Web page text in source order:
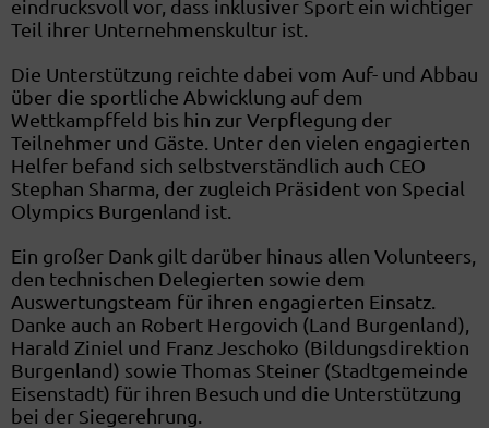
eindrucksvoll vor, dass inklusiver Sport ein wichtiger
Teil ihrer Unternehmenskultur ist.
Die Unterstützung reichte dabei vom Auf- und Abbau
über die sportliche Abwicklung auf dem
Wettkampffeld bis hin zur Verpflegung der
Teilnehmer und Gäste. Unter den vielen engagierten
Helfer befand sich selbstverständlich auch CEO
Stephan Sharma, der zugleich Präsident von Special
Olympics Burgenland ist.
Ein großer Dank gilt darüber hinaus allen Volunteers,
den technischen Delegierten sowie dem
Auswertungsteam für ihren engagierten Einsatz.
Danke auch an Robert Hergovich (Land Burgenland),
Harald Ziniel und Franz Jeschoko (Bildungsdirektion
Burgenland) sowie Thomas Steiner (Stadtgemeinde
Eisenstadt) für ihren Besuch und die Unterstützung
bei der Siegerehrung.